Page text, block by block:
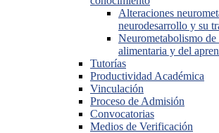
Alteraciones
neurodesarrollo y su
Neurometabolismo de
alimentaria y del
Tutorías
Productividad Académica
Vinculación
Proceso de Admisión
Convocatorias
Medios de Verificación